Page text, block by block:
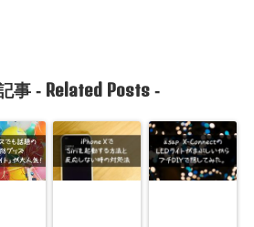
事 - Related Posts-